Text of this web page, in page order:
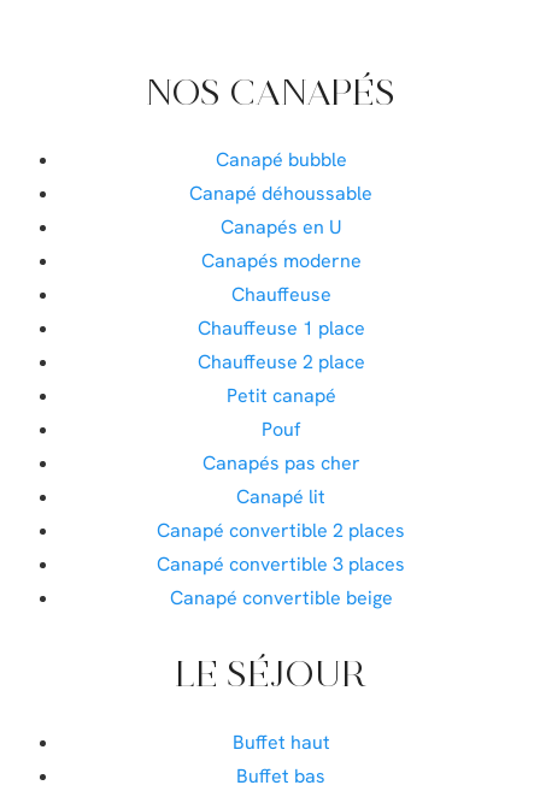
NOS CANAPÉS
Canapé bubble
Canapé déhoussable
Canapés en U
Canapés moderne
Chauffeuse
Chauffeuse 1 place
Chauffeuse 2 place
Petit canapé
Pouf
Canapés pas cher
Canapé lit
Canapé convertible 2 places
Canapé convertible 3 places
Canapé convertible beige
LE SÉJOUR
Buffet haut
Buffet bas